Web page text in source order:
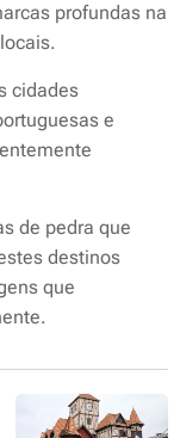
profundas na
cidades
e
de pedra que
destinos
que